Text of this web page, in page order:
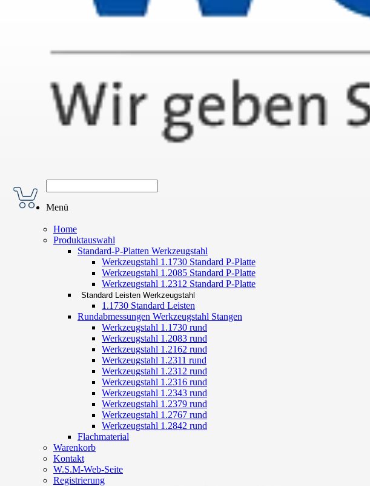
Menü
Home
Produktauswahl
Standard-P-Platten Werkzeugstahl
Werkzeugstahl 1.1730 Standard P-Platte
Werkzeugstahl 1.2085 Standard P-Platte
Werkzeugstahl 1.2312 Standard P-Platte
Standard Leisten Werkzeugstahl
1.1730 Standard Leisten
Rundabmessungen Werkzeugstahl Stangen
Werkzeugstahl 1.1730 rund
Werkzeugstahl 1.2083 rund
Werkzeugstahl 1.2162 rund
Werkzeugstahl 1.2311 rund
Werkzeugstahl 1.2312 rund
Werkzeugstahl 1.2316 rund
Werkzeugstahl 1.2343 rund
Werkzeugstahl 1.2379 rund
Werkzeugstahl 1.2767 rund
Werkzeugstahl 1.2842 rund
Flachmaterial
Warenkorb
Kontakt
W.S.M-Web-Seite
Registrierung